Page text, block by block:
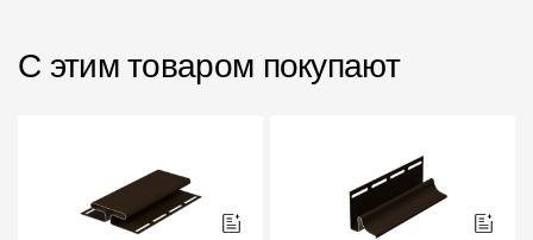
С этим товаром покупают